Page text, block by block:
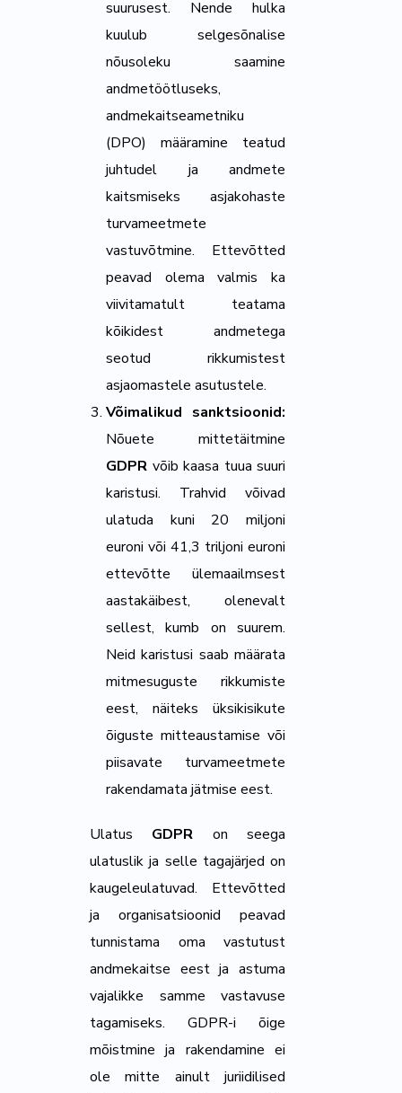
suurusest. Nende hulka
kuulub selgesõnalise
nõusoleku saamine
andmetöötluseks,
andmekaitseametniku
(DPO) määramine teatud
juhtudel ja andmete
kaitsmiseks asjakohaste
turvameetmete
vastuvõtmine. Ettevõtted
peavad olema valmis ka
viivitamatult teatama
kõikidest andmetega
seotud rikkumistest
asjaomastele asutustele.
Võimalikud sanktsioonid:
Nõuete mittetäitmine
GDPR võib kaasa tuua suuri
karistusi. Trahvid võivad
ulatuda kuni 20 miljoni
euroni või 41,3 triljoni euroni
ettevõtte ülemaailmsest
aastakäibest, olenevalt
sellest, kumb on suurem.
Neid karistusi saab määrata
mitmesuguste rikkumiste
eest, näiteks üksikisikute
õiguste mitteaustamise või
piisavate turvameetmete
rakendamata jätmise eest.
Ulatus GDPR on seega
ulatuslik ja selle tagajärjed on
kaugeleulatuvad. Ettevõtted
ja organisatsioonid peavad
tunnistama oma vastutust
andmekaitse eest ja astuma
vajalikke samme vastavuse
tagamiseks. GDPR-i õige
mõistmine ja rakendamine ei
ole mitte ainult juriidilised